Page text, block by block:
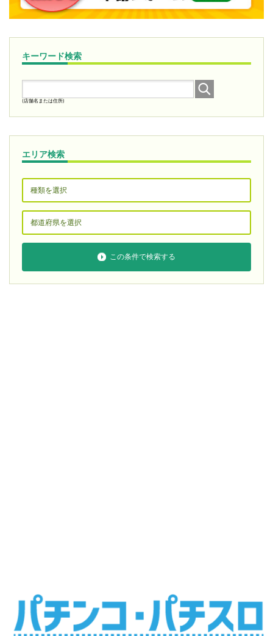
キーワード検索
(店舗名または住所)
エリア検索
この条件で検索する